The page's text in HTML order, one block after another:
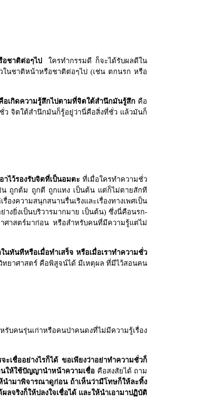
อชาติต่อๆไป
ใครทำกรรมดี ก็จะได้รับผลดีใน
ในชาติหน้าหรือชาติต่อๆไป (เช่น ตกนรก หรือ
อเกิดความรู้สึกไปตามที่จิตใต้สำนึกมันรู้สึกคือ
ว จิตใต้สำนึกมันก็รู้อยู่ว่านี่คือสิ่งที่ชั่ว แล้วมันก็
าไว้รองรับจิตที่เป็นอมตะ ที่เมื่อใครทำความชั่ว
น ถูกต้ม ถูกตี ถูกแทง เป็นต้น แต่ก็ไม่ตายสักที
งความสนุกสนานรื่นเริงและเรื่องทางเพศเป็น
งยิ่งเป็นบริวารมากมาย เป็นต้น) ซึ่งนี่คือนรก-
ศาสตร์มาก่อน หรือสำหรับคนที่มีความรู้แต่ไม่
นทันทีหรือเมื่อทำเสร็จ หรือเมื่อเราทำความชั่ว
ทยาศาสตร์ คือพิสูจน์ได้ มีเหตุผล ที่มีไว้สอนคน
คนรุ่นเก่าหรือคนป่าคนดงที่ไม่มีความรู้เรื่อง
ะเชื่ออย่างไรก็ได้ ขอเพียงว่าอย่าทำความชั่วก็
ให้ใช้ปัญญานำหน้าความเชื่อ คือสงสัยได้ ถาม
นำมาพิจารณาดูก่อน ถ้าเห็นว่ามีโทษก็ให้ละทิ้ง
จริงก็ให้ปลงใจเชื่อได้ และให้นำเอามาปฏิบัติ